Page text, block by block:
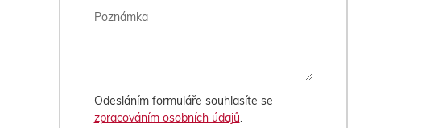
Odesláním formuláře souhlasíte se
zpracováním osobních údajů.